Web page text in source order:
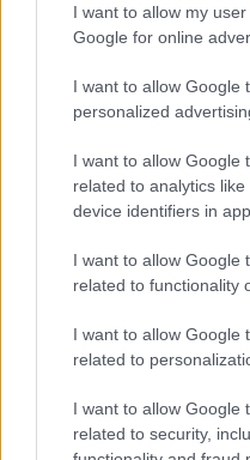
I want to allow my
Google for online
I want to allow Google
personalized
I want to allow Google
related to analytics
device identifiers in
I want to allow Google
related to functionality
I want to allow Google
related to
I want to allow Google
related to security,
κόρη του και η επί
του στο σπίτι των